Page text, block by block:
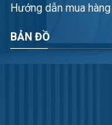
Hướng dẫn mua hàng
BẢN ĐỒ